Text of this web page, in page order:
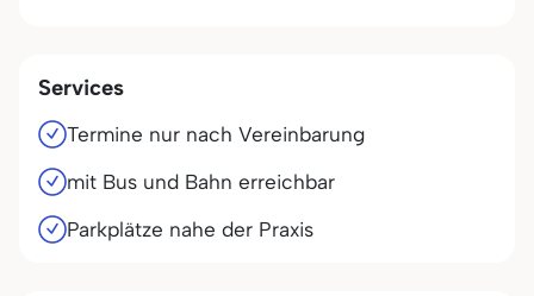
Services
Termine nur nach Vereinbarung
mit Bus und Bahn erreichbar
Parkplätze nahe der Praxis